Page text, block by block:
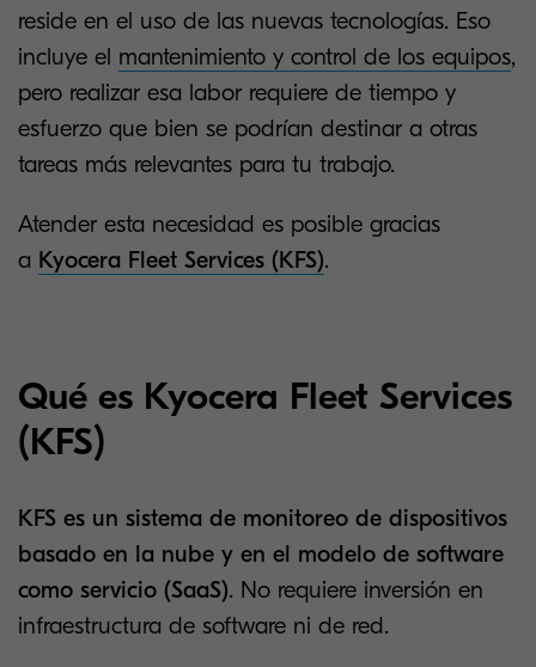
reside en el uso de las nuevas tecnologías. Eso
incluye el mantenimiento y control de los equipos,
pero realizar esa labor requiere de tiempo y
esfuerzo que bien se podrían destinar a otras
tareas más relevantes para tu trabajo.
Atender esta necesidad es posible gracias
a Kyocera Fleet Services (KFS).
Qué es Kyocera Fleet Services
(KFS)
KFS es un sistema de monitoreo de dispositivos
basado en la nube y en el modelo de software
como servicio (SaaS). No requiere inversión en
infraestructura de software ni de red.